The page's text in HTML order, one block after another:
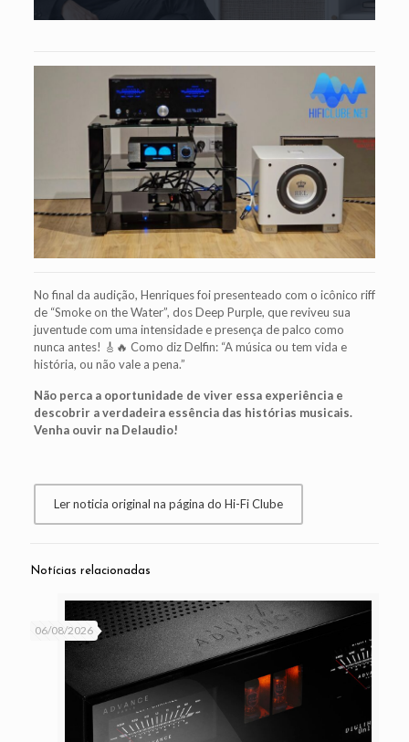
No final da audição, Henriques foi presenteado com o icônico riff
de “Smoke on the Water”, dos Deep Purple, que reviveu sua
juventude com uma intensidade e presença de palco como
nunca antes! 🎸🔥 Como diz Delfin: “A música ou tem vida e
história, ou não vale a pena.”
Não perca a oportunidade de viver essa experiência e
descobrir a verdadeira essência das histórias musicais.
Venha ouvir na Delaudio!
Ler noticia original na página do Hi-Fi Clube
Notícias relacionadas
06/08/2026